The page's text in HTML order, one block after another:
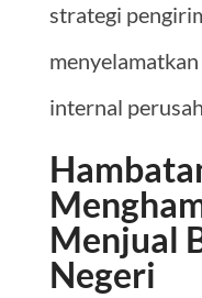
strategi
internal
Menjual
Negeri